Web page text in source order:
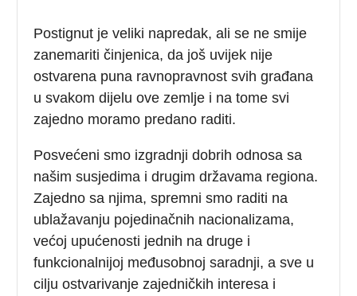
Postignut je veliki napredak, ali se ne smije
zanemariti činjenica, da još uvijek nije
ostvarena puna ravnopravnost svih građana
u svakom dijelu ove zemlje i na tome svi
zajedno moramo predano raditi.
Posvećeni smo izgradnji dobrih odnosa sa
našim susjedima i drugim državama regiona.
Zajedno sa njima, spremni smo raditi na
ublažavanju pojedinačnih nacionalizama,
većoj upućenosti jednih na druge i
funkcionalnijoj međusobnoj saradnji, a sve u
cilju ostvarivanje zajedničkih interesa i